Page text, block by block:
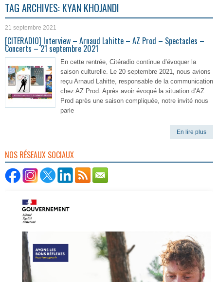
TAG ARCHIVES: KYAN KHOJANDI
21 septembre 2021
[CITERADIO] Interview – Arnaud Lahitte – AZ Prod – Spectacles –
Concerts – 21 septembre 2021
En cette rentrée, Citéradio continue d’évoquer la
saison culturelle. Le 20 septembre 2021, nous avions
reçu Arnaud Lahitte, responsable de la communication
chez AZ Prod. Après avoir évoqué la situation d’AZ
Prod après une saison compliquée, notre invité nous
parle
En lire plus
NOS RÉSEAUX SOCIAUX